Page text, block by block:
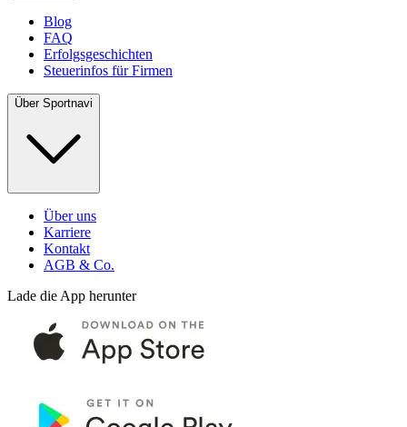
Blog
FAQ
Erfolgsgeschichten
Steuerinfos für Firmen
Über Sportnavi
Über uns
Karriere
Kontakt
AGB & Co.
Lade die App herunter